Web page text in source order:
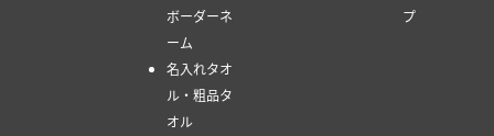
ボーダーネ
ーム
名入れタオ
ル・粗品タ
オル
プ